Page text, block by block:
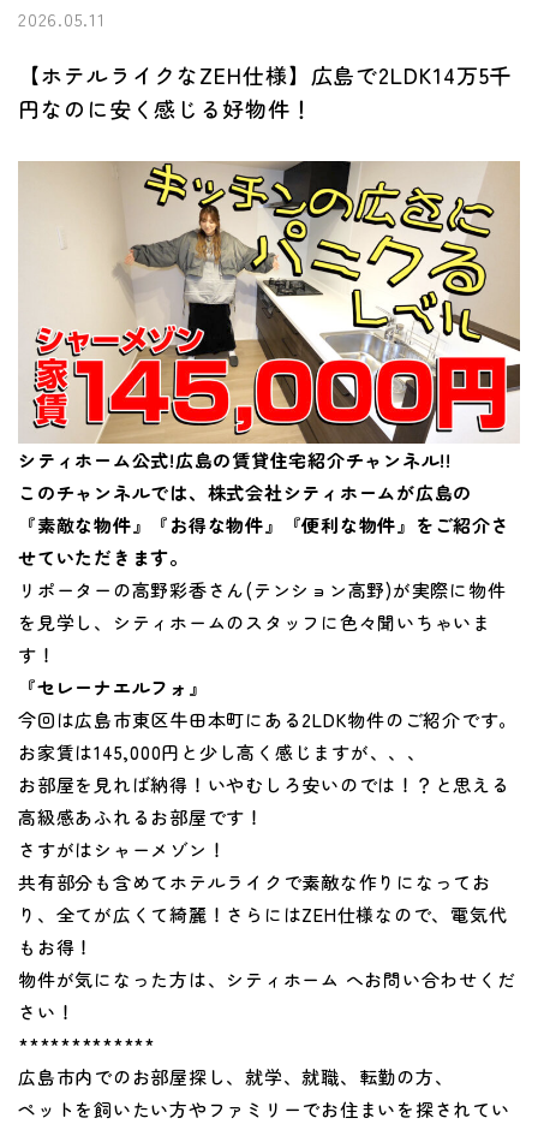
2026.05.11
【ホテルライクなZEH仕様】広島で2LDK14万5千
円なのに安く感じる好物件！
シティホーム公式!広島の賃貸住宅紹介チャンネル!!
このチャンネルでは、株式会社シティホームが広島の
『素敵な物件』『お得な物件』『便利な物件』をご紹介さ
せていただきます。
リポーターの高野彩香さん(テンション高野)が実際に物件
を見学し、シティホームのスタッフに色々聞いちゃいま
す！
『セレーナエルフォ』
今回は広島市東区牛田本町にある2LDK物件のご紹介です。
お家賃は145,000円と少し高く感じますが、、、
お部屋を見れば納得！いやむしろ安いのでは！？と思える
高級感あふれるお部屋です！
さすがはシャーメゾン！
共有部分も含めてホテルライクで素敵な作りになってお
り、全てが広くて綺麗！さらにはZEH仕様なので、電気代
もお得！
物件が気になった方は、シティホーム へお問い合わせくだ
さい！
*************
広島市内でのお部屋探し、就学、就職、転勤の方、
ペットを飼いたい方やファミリーでお住まいを探されてい